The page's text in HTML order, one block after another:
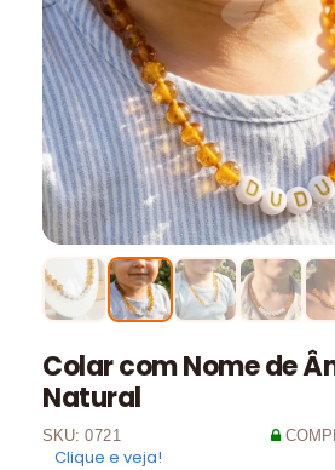
Colar com Nome de
Natural
SKU: 0721
Clique e veja!